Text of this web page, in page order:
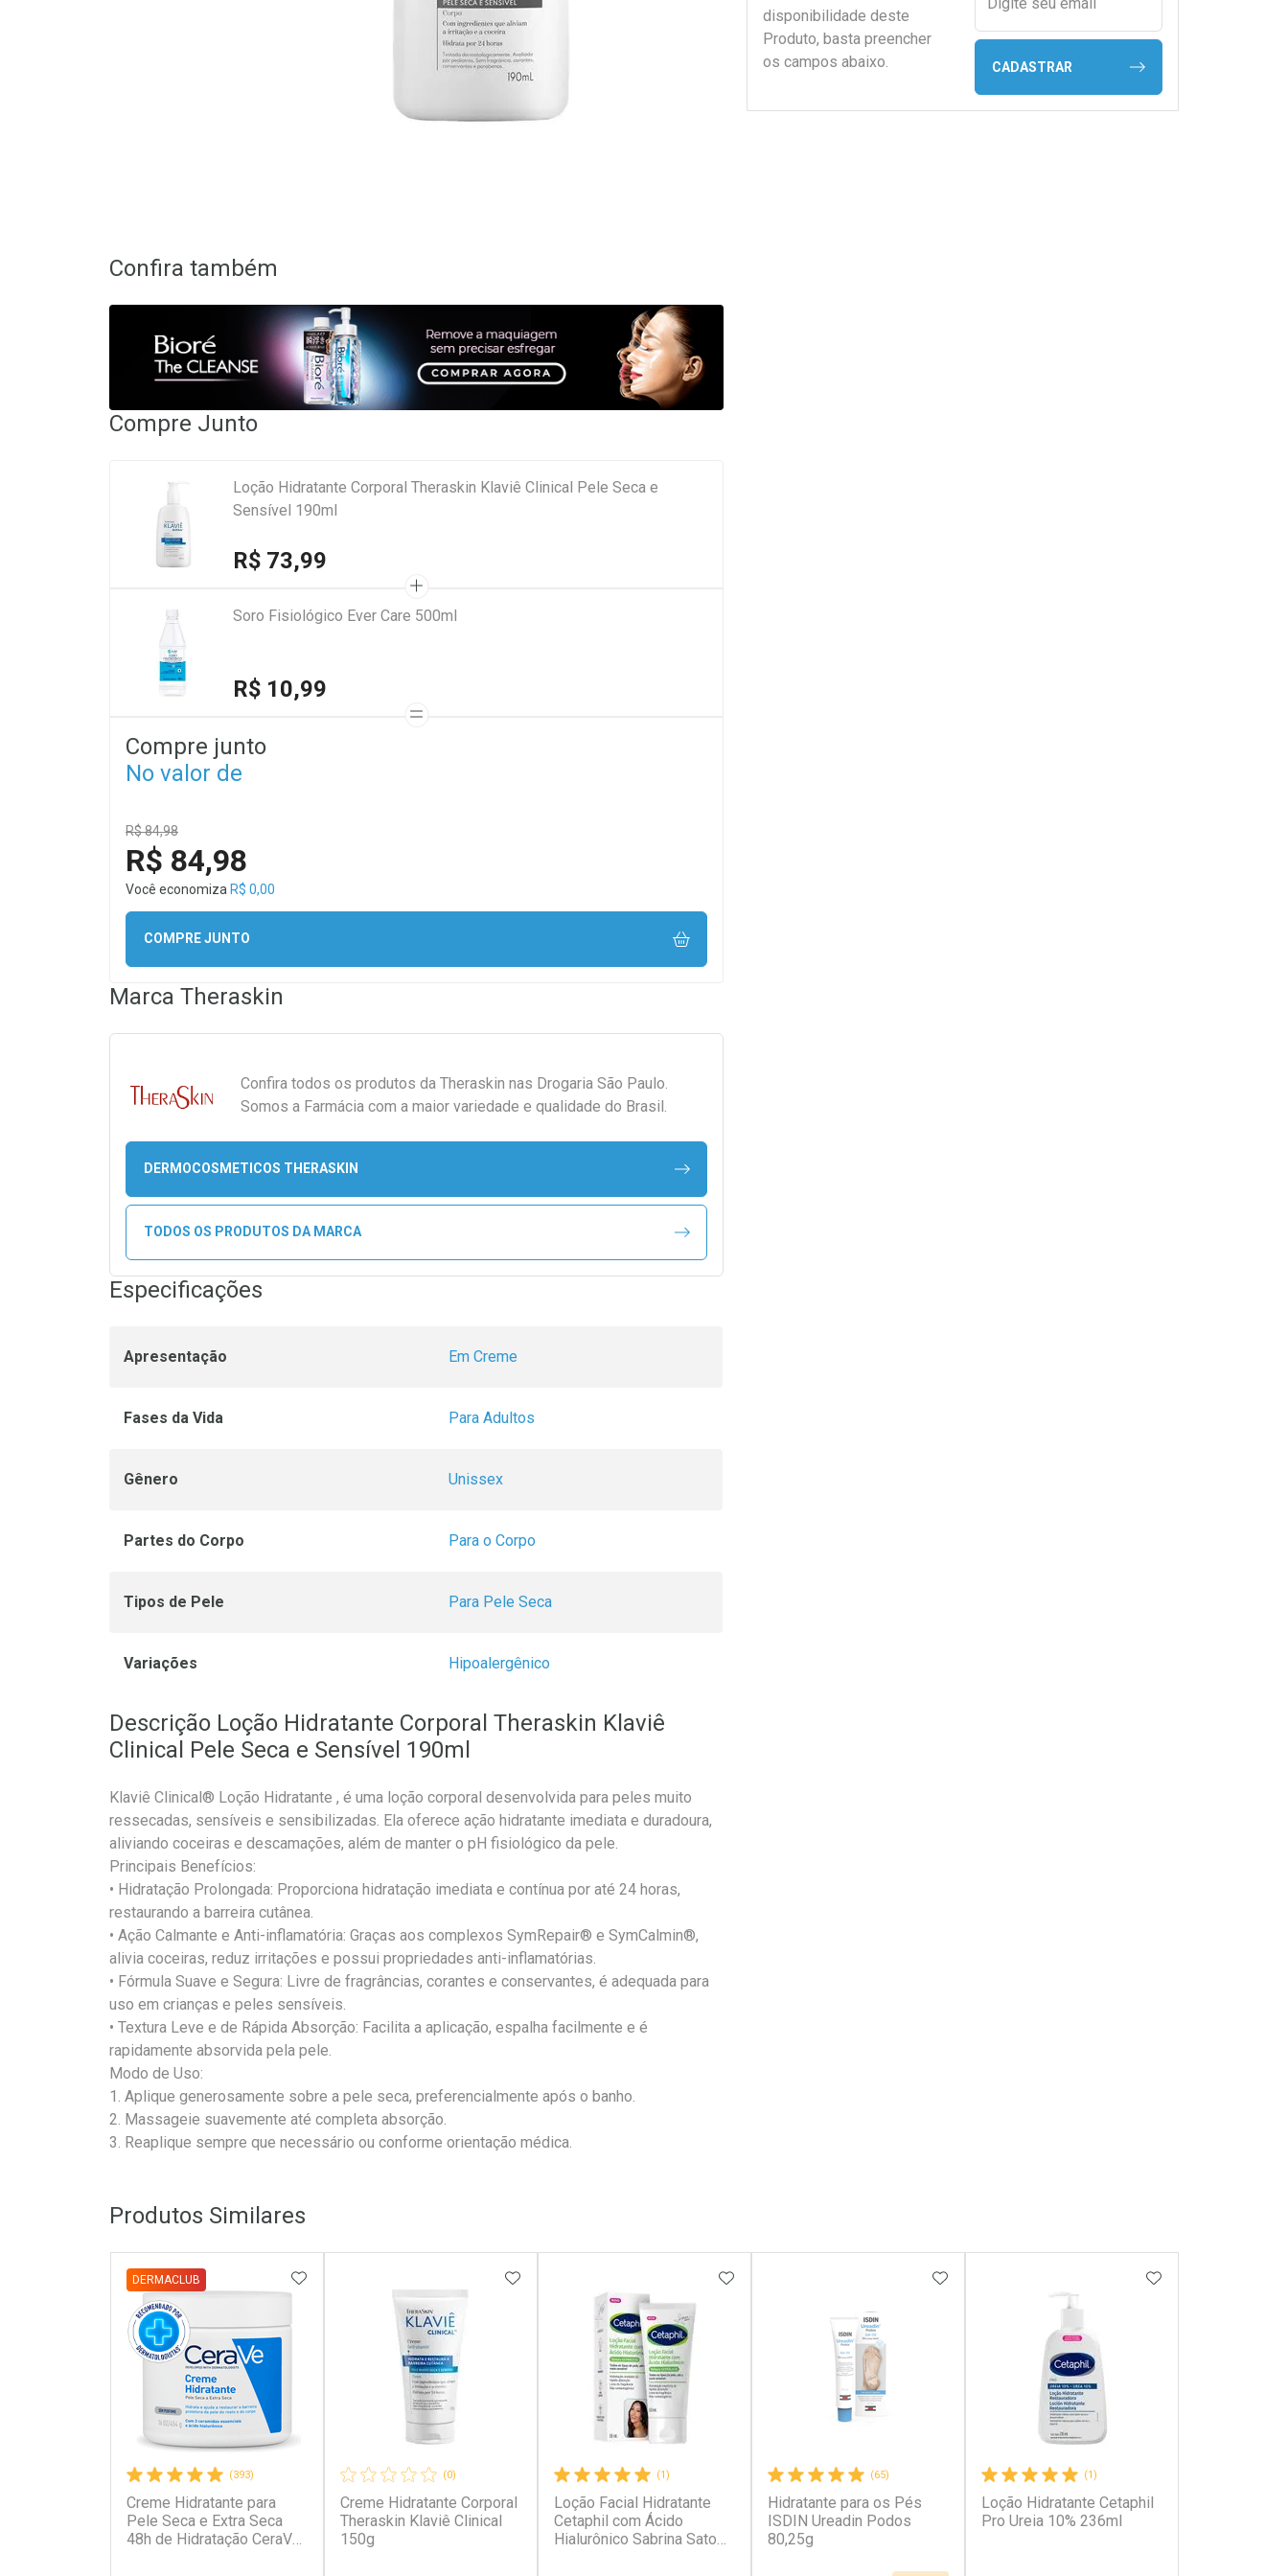
disponibilidade deste
Produto, basta preencher
os campos abaixo.
CADASTRAR
Confira também
Compre Junto
Loção Hidratante Corporal Theraskin Klaviê Clinical Pele Seca e
Sensível 190ml
R$ 73,99
Soro Fisiológico Ever Care 500ml
R$ 10,99
Compre junto
No valor de
R$ 84,98
R$ 84,98
Você economiza R$ 0,00
COMPRE JUNTO
Marca Theraskin
Confira todos os produtos da Theraskin nas Drogaria São Paulo.
Somos a Farmácia com a maior variedade e qualidade do Brasil.
DERMOCOSMETICOS THERASKIN
TODOS OS PRODUTOS DA MARCA
Especificações
Apresentação Em Creme
Fases da Vida Para Adultos
Gênero Unissex
Partes do Corpo Para o Corpo
Tipos de Pele Para Pele Seca
Variações Hipoalergênico
Descrição Loção Hidratante Corporal Theraskin Klaviê
Clinical Pele Seca e Sensível 190ml
Klaviê Clinical® Loção Hidratante , é uma loção corporal desenvolvida para peles muito
ressecadas, sensíveis e sensibilizadas. Ela oferece ação hidratante imediata e duradoura,
aliviando coceiras e descamações, além de manter o pH fisiológico da pele.
Principais Benefícios:
• Hidratação Prolongada: Proporciona hidratação imediata e contínua por até 24 horas,
restaurando a barreira cutânea.
• Ação Calmante e Anti-inflamatória: Graças aos complexos SymRepair® e SymCalmin®,
alivia coceiras, reduz irritações e possui propriedades anti-inflamatórias.
• Fórmula Suave e Segura: Livre de fragrâncias, corantes e conservantes, é adequada para
uso em crianças e peles sensíveis.
• Textura Leve e de Rápida Absorção: Facilita a aplicação, espalha facilmente e é
rapidamente absorvida pela pele.
Modo de Uso:
1. Aplique generosamente sobre a pele seca, preferencialmente após o banho.
2. Massageie suavemente até completa absorção.
3. Reaplique sempre que necessário ou conforme orientação médica.
Produtos Similares
(393)
Creme Hidratante para
Pele Seca e Extra Seca
48h de Hidratação CeraVe
DERMACLUB ADICIONAR AOS FAVORITOS
(0)
Creme Hidratante Corporal
Theraskin Klaviê Clinical
150g
ADICIONAR AOS FAVORITOS
(1)
Loção Facial Hidratante
Cetaphil com Ácido
Hialurônico Sabrina Sato
ADICIONAR AOS FAVORITOS
(65)
Hidratante para os Pés
ISDIN Ureadin Podos
80,25g
ADICIONAR AOS FAVORITOS
(1)
Loção Hidratante Cetaphil
Pro Ureia 10% 236ml
ADICIONAR AOS